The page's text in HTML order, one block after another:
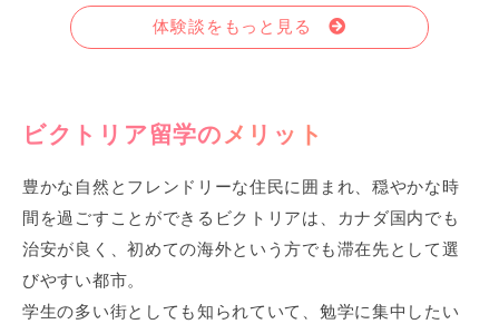
体験談をもっと見る
ビクトリア留学のメリット
豊かな自然とフレンドリーな住民に囲まれ、穏やかな時
間を過ごすことができるビクトリアは、カナダ国内でも
治安が良く、初めての海外という方でも滞在先として選
びやすい都市。
学生の多い街としても知られていて、勉学に集中したい